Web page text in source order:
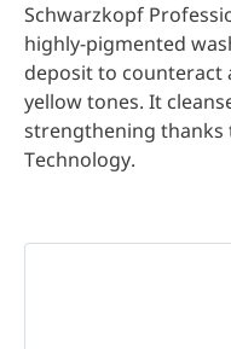
Schwarzkopf
highly-pigmented
deposit to counteract
yellow tones. It
strengthening
Technology.